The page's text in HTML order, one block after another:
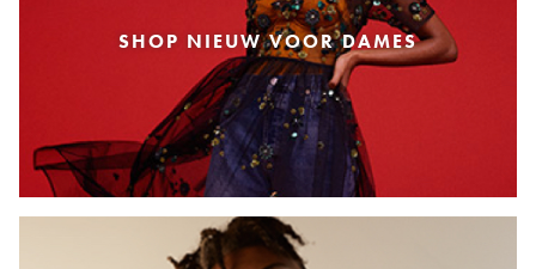
SHOP NIEUW VOOR DAMES